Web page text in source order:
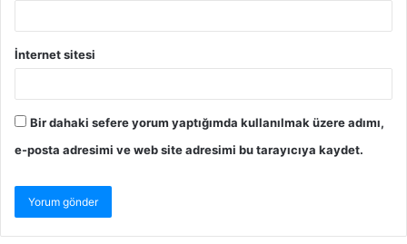
İnternet sitesi
Bir dahaki sefere yorum yaptığımda kullanılmak üzere adımı,
e-posta adresimi ve web site adresimi bu tarayıcıya kaydet.